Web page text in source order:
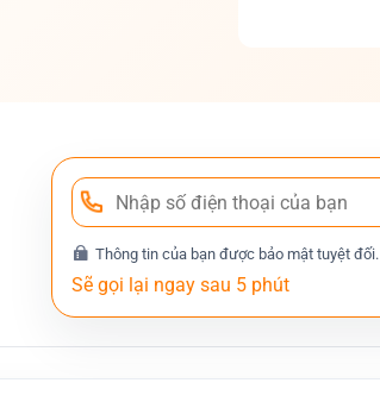
Thông tin của bạn được bảo mật tuyệt đối.